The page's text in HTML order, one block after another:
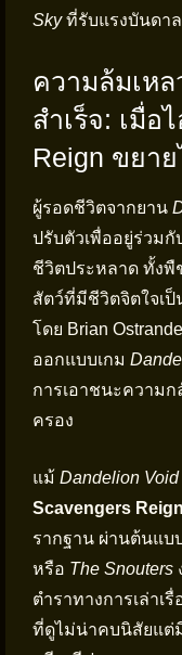
Skyที่รับแรงบันดา
ความล้มเห
สำเร็จ: เมื่อ
Reign ขยาย
ผู้รอดชีวิตจากยาน
ปรับตัวเพื่ออยู่ร่วมกั
ชีวิตประหลาด ทั้งพื
สัตว์ที่มีชีวิตจิตใจเป็
โดย Brian
ออกแบบเกม
การเอาชนะความ
ครอง
แม้ Dandelion Void
Scavengers Reign
รากฐาน ผ่านต้นแบ
หรือ The Snouters
ตำราทางการเล่าเ
ที่ดูไม่น่าคบนิสัยแต่